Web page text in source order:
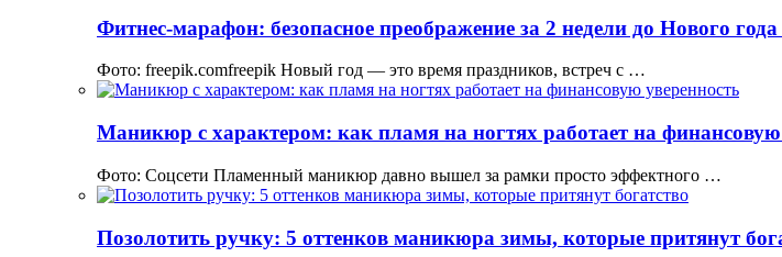
Фитнес-марафон: безопасное преображение за 2 недели до Нового года
Фото: freepik.comfreepik Новый год — это время праздников, встреч с …
Маникюр с характером: как пламя на ногтях работает на финансовую
Фото: Соцсети Пламенный маникюр давно вышел за рамки просто эффектного …
Позолотить ручку: 5 оттенков маникюра зимы, которые притянут